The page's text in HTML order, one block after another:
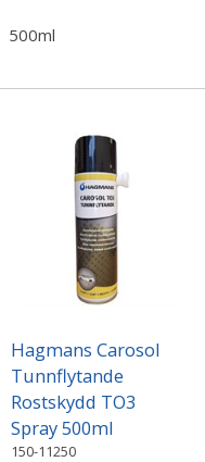
500ml
Hagmans Carosol
Tunnflytande
Rostskydd TO3
Spray 500ml
150-11250